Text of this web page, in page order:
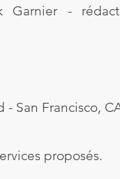
Garnier -
San Francisco,
proposés.